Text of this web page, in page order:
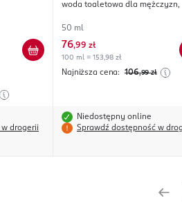
drogerii
woda toaletowa dla mężczyzn,
50 ml
76,99 zł
100 ml = 153,98 zł
Najniższa cena: 106,99 zł
Niedostępny online
Sprawdź dostępność w